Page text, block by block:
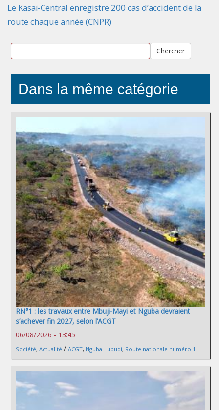
Le Kasaï-Central enregistre 200 cas d’accident de la
route chaque année (CNPR)
Chercher
Dans la même catégorie
RN°1 : les travaux entre Mbuji-Mayi et Nguba devraient
s’achever fin 2027, selon l’ACGT
06/08/2026 - 13:45
Société, Actualité / ACGT, Nguba-Lubudi, Route nationale numéro 1